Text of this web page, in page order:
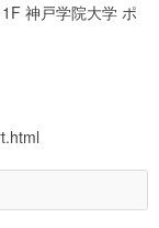
神戸学院大学 ポ